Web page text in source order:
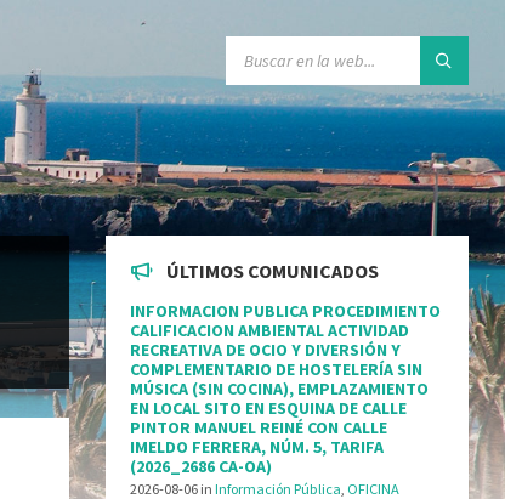
ÚLTIMOS COMUNICADOS
INFORMACION PUBLICA PROCEDIMIENTO
CALIFICACION AMBIENTAL ACTIVIDAD
RECREATIVA DE OCIO Y DIVERSIÓN Y
COMPLEMENTARIO DE HOSTELERÍA SIN
MÚSICA (SIN COCINA), EMPLAZAMIENTO
EN LOCAL SITO EN ESQUINA DE CALLE
PINTOR MANUEL REINÉ CON CALLE
IMELDO FERRERA, NÚM. 5, TARIFA
(2026_2686 CA-OA)
2026-08-06 inInformación Pública OFICINA